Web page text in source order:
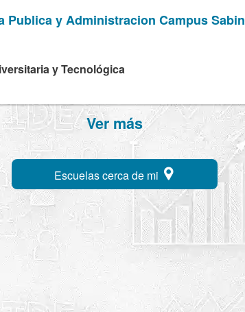
Publica y Administracion Campus
y Tecnológica
Ver más
Escuelas cerca de mi